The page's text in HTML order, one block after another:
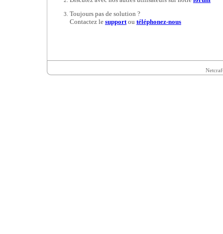
Toujours pas de solution ?
Contactez le supportou téléphonez-nous